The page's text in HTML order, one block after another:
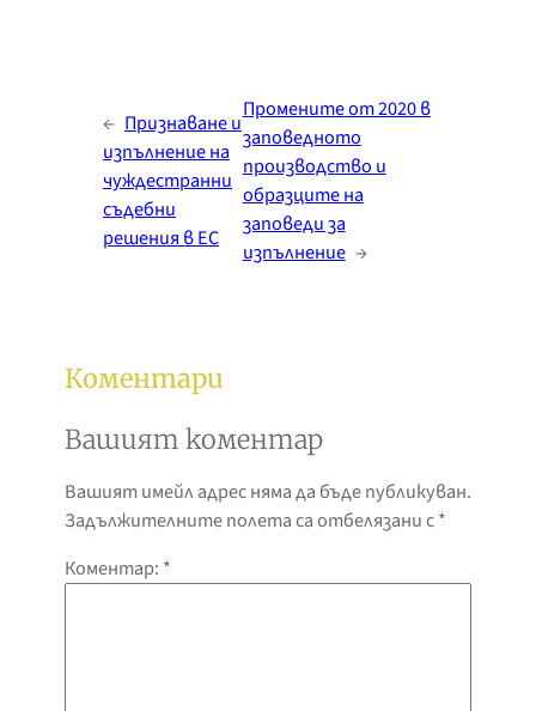
← Признаване и
изпълнение на
чуждестранни
съдебни
решения в ЕС
Промените от 2020 в
заповедното
производство и
образците на
заповеди за
изпълнение →
Коментари
Вашият коментар
Вашият имейл адрес няма да бъде публикуван.
Задължителните полета са отбелязани с*
Коментар: *